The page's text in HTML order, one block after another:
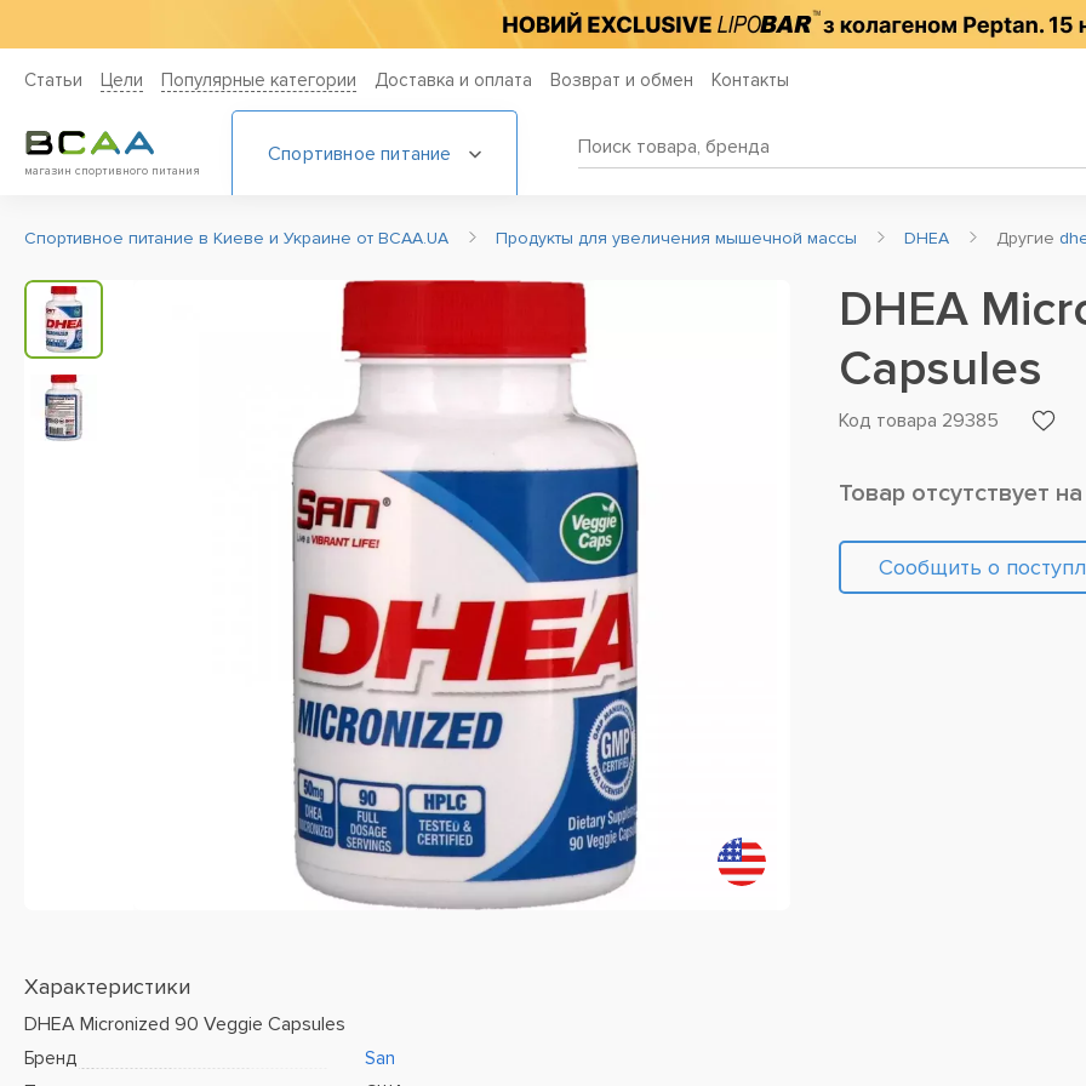
Статьи Цели Популярные категории Доставка и оплата Возврат и обмен Контакты
магазин спортивного питания
Спортивное питание
Спортивное питание в Киеве и Украине от BCAA.UA Продукты для увеличения мышечной массы DHEA Другие
Характеристики
DHEA Micronized 90 Veggie Capsules
Бренд
San
DHEA
Capsules
Код товара 29385
Товар отсутствует
Сообщить о